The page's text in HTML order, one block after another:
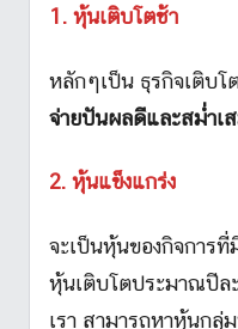
1. หุ้นเติบโตช้า
หลักๆเป็น ธุรกิจเติบโ
จ่ายปันผลดีและสม่ำเ
2. หุ้นแข็งแกร่ง
จะเป็นหุ้นของกิจการ
หุ้นเติบโตประมาณปีล
เรา สามารถหาหุ้นกลุ่